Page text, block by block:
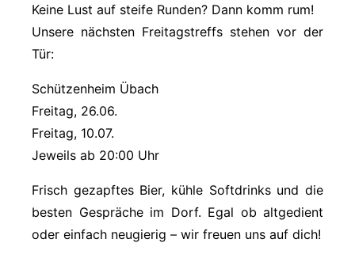
Keine Lust auf steife Runden? Dann komm rum!
Unsere nächsten Freitagstreffs stehen vor der
Tür:
Schützenheim Übach
Freitag, 26.06.
Freitag, 10.07.
Jeweils ab 20:00 Uhr
Frisch gezapftes Bier, kühle Softdrinks und die
besten Gespräche im Dorf. Egal ob altgedient
oder einfach neugierig – wir freuen uns auf dich!